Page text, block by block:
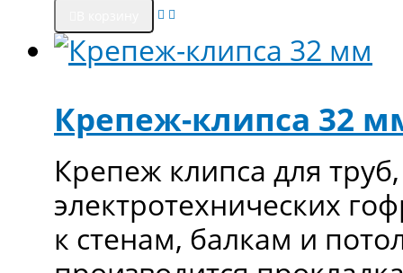
Крепеж-клипса 32
Крепеж клипса для
электротехнических
к стенам, балкам и